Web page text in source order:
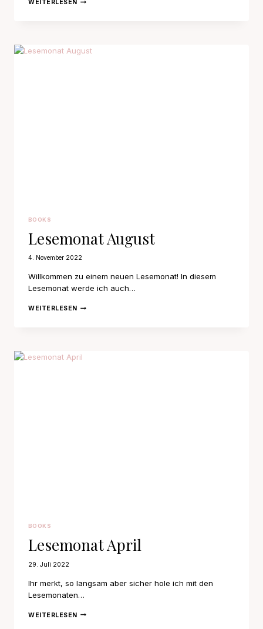
WEITERLESEN
BOOKS
Lesemonat August
4. November 2022
Willkommen zu einem neuen Lesemonat! In diesem
Lesemonat werde ich auch…
WEITERLESENLESEMONAT
BOOKS
Lesemonat April
29. Juli 2022
Ihr merkt, so langsam aber sicher hole ich mit den
Lesemonaten…
WEITERLESENLESEMONAT